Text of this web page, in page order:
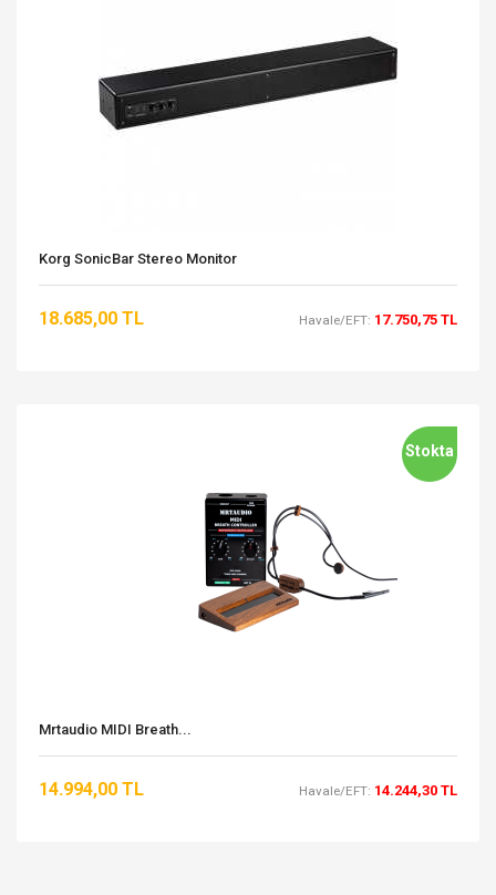
Korg SonicBar Stereo Monitor
18.685,00 TL Havale/EFT: 17.750,75 TL
Stokta
Mrtaudio MIDI Breath...
14.994,00 TL Havale/EFT: 14.244,30 TL